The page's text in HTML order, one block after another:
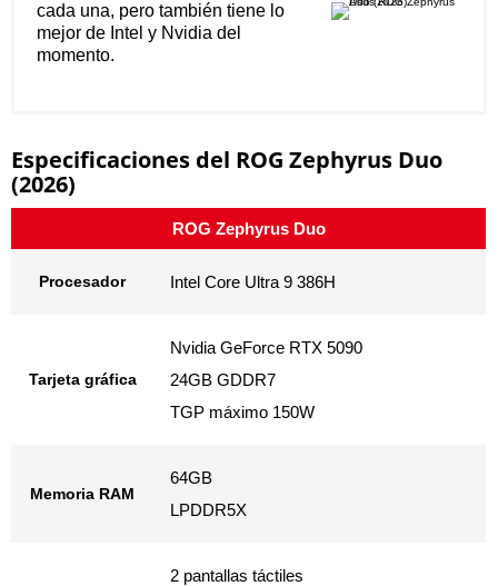
cada una, pero también tiene lo
mejor de Intel y Nvidia del
momento.
Especificaciones del ROG Zephyrus Duo
(2026)
ROG Zephyrus Duo
Procesador Intel Core Ultra 9 386H
Tarjeta gráfica
Nvidia GeForce RTX 5090
24GB GDDR7
TGP máximo 150W
Memoria RAM
64GB
LPDDR5X
2 pantallas táctiles